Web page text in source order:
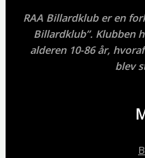
RAA Billardklub er en
Billardklub”. Klubben
alderen 10-86 år,
blev